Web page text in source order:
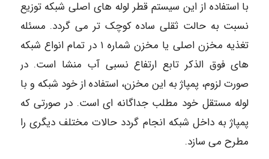
با استفاده از این سیستم قطر لوله های اصلی شبکه توزیع
نسبت به حالت ثقلی ساده کوچک تر می گردد. مسئله
تغذیه مخزن اصلی یا مخزن شماره ۱ در تمام انواع شبکه
های فوق الذکر تابع ارتفاع نسبی آب منشا است. در
صورت لزوم، پمپاژ به این مخزن، استفاده از خود شبکه و با
لوله مستقل خود مطلب جداگانه ای است. در صورتی که
پمپاژ به داخل شبکه انجام گردد حالات مختلف دیگری را
مطرح می سازد.